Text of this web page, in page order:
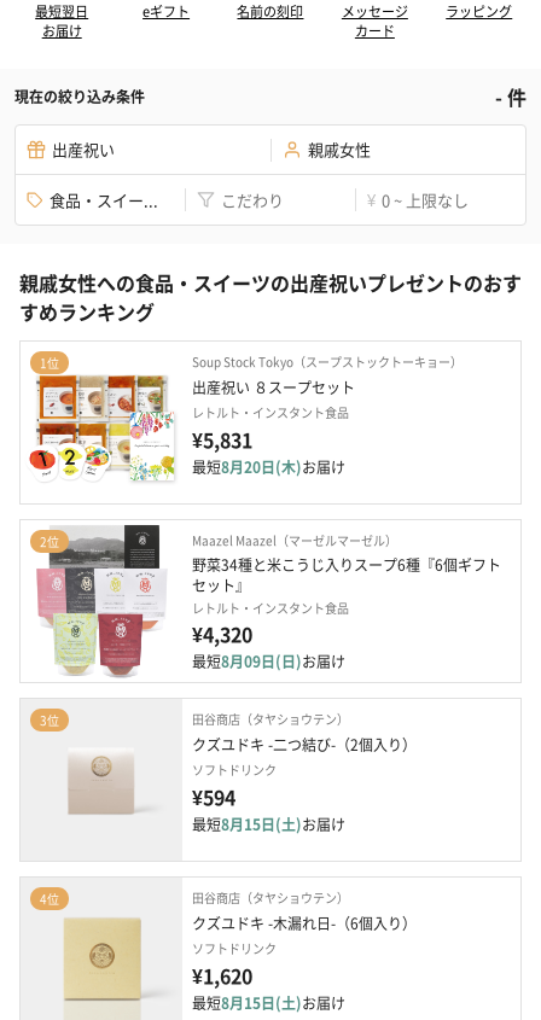
最短翌日
お届け
eギフト 名前の刻印
メッセージ
カード
ラッピング
現在の絞り込み条件 -件
出産祝い 親戚女性
食品・スイー... こだわり ¥ 0 ~ 上限なし
親戚女性への食品・スイーツの出産祝いプレゼントのおす
すめランキング
1位 Soup Stock Tokyo（スープストックトーキョー）
出産祝い ８スープセット
レトルト・インスタント食品
¥5,831
最短8月20日(木)お届け
2位 Maazel Maazel（マーゼルマーゼル）
野菜34種と米こうじ入りスープ6種『6個ギフト
セット』
レトルト・インスタント食品
¥4,320
最短8月09日(日)お届け
3位 田谷商店（タヤショウテン）
クズユドキ -二つ結び-（2個入り）
ソフトドリンク
¥594
最短8月15日(土)お届け
4位 田谷商店（タヤショウテン）
クズユドキ -木漏れ日-（6個入り）
ソフトドリンク
¥1,620
最短8月15日(土)お届け